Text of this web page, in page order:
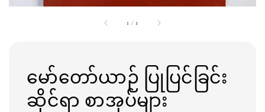
1 /1
မော်တော်ယာဉ် ပြုပြင်ခြင်း
ဆိုင်ရာ စာအုပ်များ